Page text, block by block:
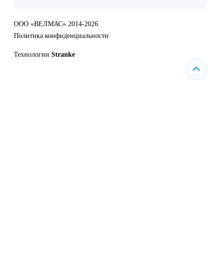
ООО «ВЕЛМАС» 2014-2026
Политика конфиденциальности
Технологии Stranke